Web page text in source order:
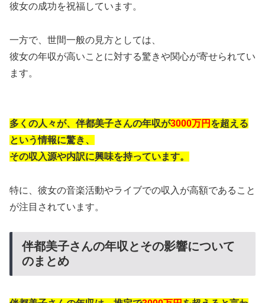
彼女の成功を祝福しています。
一方で、世間一般の見方としては、
彼女の年収が高いことに対する驚きや関心が寄せられてい
ます。
多くの人々が、伴都美子さんの年収が3000万円 を超える
という情報に驚き、
その収入源や内訳に興味を持っています。
特に、彼女の音楽活動やライブでの収入が高額であること
が注目されています。
伴都美子さんの年収とその影響について
のまとめ